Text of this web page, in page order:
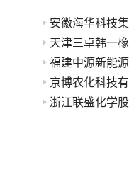
安徽海华科技
天津三卓韩一
福建中源新能
京博农化科技
浙江联盛化学